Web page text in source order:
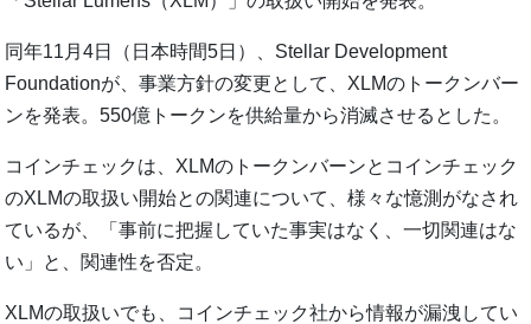
同年11月4日（日本時間5日）、Stellar Development
Foundationが、事業方針の変更として、XLMのトークンバー
ンを発表。550億トークンを供給量から消滅させるとした。
コインチェックは、XLMのトークンバーンとコインチェック
のXLMの取扱い開始との関連について、様々な憶測がなされ
ているが、「事前に把握していた事実はなく、一切関連はな
い」と、関連性を否定。
XLMの取扱いでも、コインチェック社から情報が漏洩してい